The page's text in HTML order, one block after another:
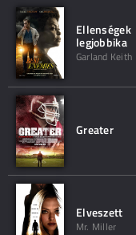
Ellenségek
legjobbika
Garland Keith
Greater
Elveszett
Mr. Miller